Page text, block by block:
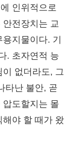
인위적으로
안전장치는 교
지물이다. 기
. 초자연적 능
없더라도, 그
타난 불안, 곧
도할지는 몰
해야 할 때가 왔